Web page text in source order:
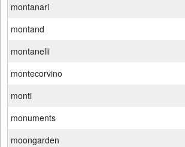
montanari
montand
montanelli
montecorvino
monti
monuments
moongarden